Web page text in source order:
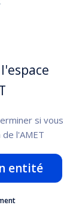
si vous
l'AMET
entité